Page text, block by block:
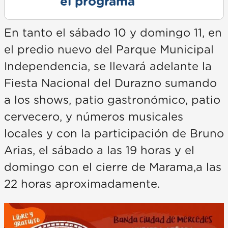
En tanto el sábado 10 y domingo 11, en
el predio nuevo del Parque Municipal
Independencia, se llevará adelante la
Fiesta Nacional del Durazno sumando
a los shows, patio gastronómico, patio
cervecero, y números musicales
locales y con la participación de Bruno
Arias, el sábado a las 19 horas y el
domingo con el cierre de Marama,a las
22 horas aproximadamente.